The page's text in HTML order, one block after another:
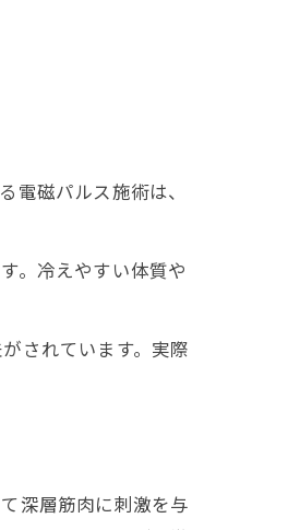
磁パルス施術は、
。冷えやすい体質や
されています。実際
深層筋肉に刺激を与